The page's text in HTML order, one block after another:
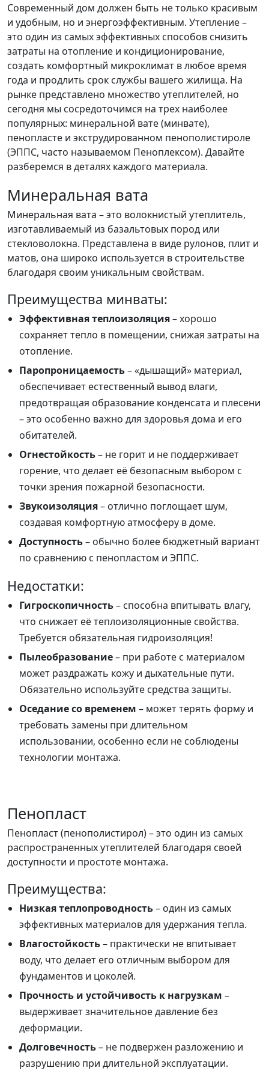
Современный дом должен быть не только красивым
и удобным, но и энергоэффективным. Утепление –
это один из самых эффективных способов снизить
затраты на отопление и кондиционирование,
создать комфортный микроклимат в любое время
года и продлить срок службы вашего жилища. На
рынке представлено множество утеплителей, но
сегодня мы сосредоточимся на трех наиболее
популярных: минеральной вате (минвате),
пенопласте и экструдированном пенополистироле
(ЭППС, часто называемом Пеноплексом). Давайте
разберемся в деталях каждого материала.
Минеральная вата
Минеральная вата – это волокнистый утеплитель,
изготавливаемый из базальтовых пород или
стекловолокна. Представлена в виде рулонов, плит и
матов, она широко используется в строительстве
благодаря своим уникальным свойствам.
Преимущества минваты:
Эффективная теплоизоляция– хорошо
сохраняет тепло в помещении, снижая затраты на
отопление.
Паропроницаемость– «дышащий» материал,
обеспечивает естественный вывод влаги,
предотвращая образование конденсата и плесени
– это особенно важно для здоровья дома и его
обитателей.
Огнестойкость– не горит и не поддерживает
горение, что делает её безопасным выбором с
точки зрения пожарной безопасности.
Звукоизоляция– отлично поглощает шум,
создавая комфортную атмосферу в доме.
Доступность– обычно более бюджетный вариант
по сравнению с пенопластом и ЭППС.
Недостатки:
Гигроскопичность– способна впитывать влагу,
что снижает её теплоизоляционные свойства.
Требуется обязательная гидроизоляция!
Пылеобразование– при работе с материалом
может раздражать кожу и дыхательные пути.
Обязательно используйте средства защиты.
Оседание со временем – может терять форму и
требовать замены при длительном
использовании, особенно если не соблюдены
технологии монтажа.
Пенопласт
Пенопласт (пенополистирол) – это один из самых
распространенных утеплителей благодаря своей
доступности и простоте монтажа.
Преимущества:
Низкая теплопроводность– один из самых
эффективных материалов для удержания тепла.
Влагостойкость– практически не впитывает
воду, что делает его отличным выбором для
фундаментов и цоколей.
Прочность и устойчивость к нагрузкам –
выдерживает значительное давление без
деформации.
Долговечность– не подвержен разложению и
разрушению при длительной эксплуатации.